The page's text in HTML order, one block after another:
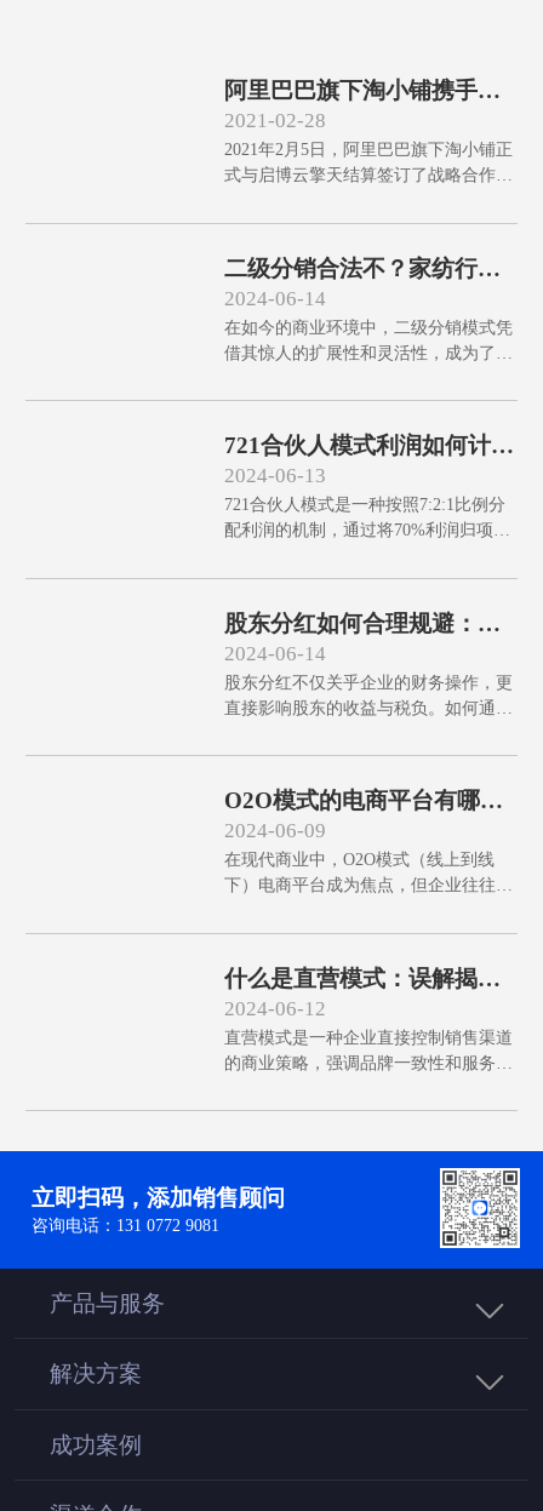
阿里巴巴旗下淘小铺携手启
博云擎天智能结算进军社群
团购
2021-02-28
2021年2月5日，阿里巴巴旗下淘小铺正
式与启博云擎天结算签订了战略合作协
式，签约仪式在位于杭州的阿里巴巴总
阿里巴巴淘小铺负责人柏宇各携其核心
团队成员共同出席见证了此次签约仪
式。
二级分销合法不？家纺行业
二级分销模式深度解析
2024-06-14
在如今的商业环境中，二级分销模式凭
借其惊人的扩展性和灵活性，成为了家
模式的合法性问题需要企业在实施前深
入了解，以确保运营合规。本文将深入
解读二级分销在家居家纺行业的合法
性，并提供操作指南和实用建议，带您
全面掌握这一高效销售策略。
721合伙人模式利润如何计
算：误解纠正与实操
2024-06-13
721合伙人模式是一种按照7:2:1比例分
配利润的机制，通过将70%利润归项目
础运营再投资，激发团队和合伙人积极
团队不承担风险等影响实施效果。本文
将剖析这些误解并提供纠正方法，帮助
企业更高效运用721合伙人模式，实现
利益最大化。
股东分红如何合理规避：五
大策略解析
2024-06-14
股东分红不仅关乎企业的财务操作，更
直接影响股东的收益与税负。如何通过
划、股东贷款和资本重组，以及内部控
制与分红协调机制，实现分红过程中的
合理规避？阅读本文，获取五大策略，
全面提升企业与股东实际收益。
O2O模式的电商平台有哪
些：误解与对策
2024-06-09
在现代商业中，O2O模式（线上到线
下）电商平台成为焦点，但企业往往存
可，无需时间和耐心，甚至认为仅大城
市和年轻群体适用。实则线下体验、数
据分析亦不可少，且中小城市和中老年
市场潜力巨大。详细解答这些误区，助
力企业成功落地O2O模式。
什么是直营模式：误解揭秘
与成功实践
2024-06-12
直营模式是一种企业直接控制销售渠道
的商业策略，强调品牌一致性和服务标
业且成本低，但实际运营需要高度的资
探讨成功实施的策略，助力企业实现商
业目标。
立即扫码，添加销售顾问
咨询电话：131 0772 9081
产品与服务
解决方案
成功案例